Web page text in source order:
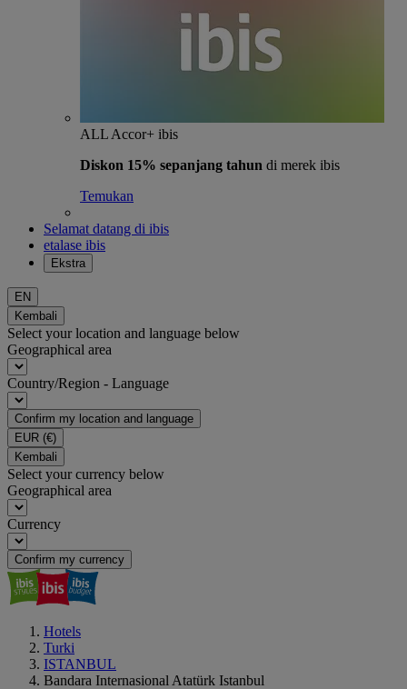
ALL Accor+ ibis
Diskon 15% sepanjang tahun di merek ibis
Temukan
Selamat datang di ibis
etalase ibis
Ekstra
EN
Kembali
Select your location and language below
Geographical area
Country/Region - Language
Confirm my location and language
EUR (€)
Kembali
Select your currency below
Geographical area
Currency
Confirm my currency
Hotels
Turki
ISTANBUL
Bandara Internasional Atatürk Istanbul